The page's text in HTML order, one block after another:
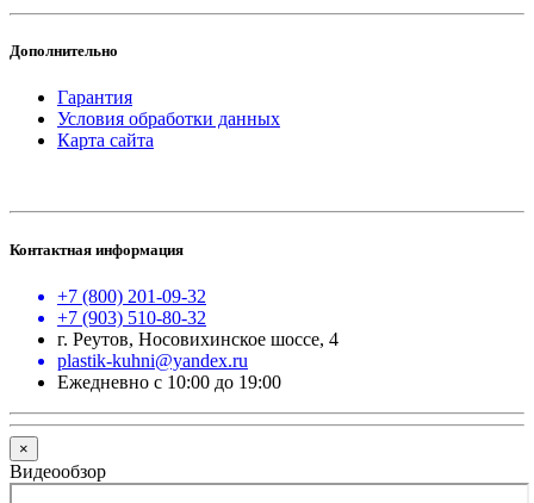
Дополнительно
Гарантия
Условия обработки данных
Карта сайта
Контактная информация
+7 (800) 201-09-32
+7 (903) 510-80-32
г. Реутов, Носовихинское шоссе, 4
plastik-kuhni@yandex.ru
Ежедневно с 10:00 до 19:00
×
Видеообзор